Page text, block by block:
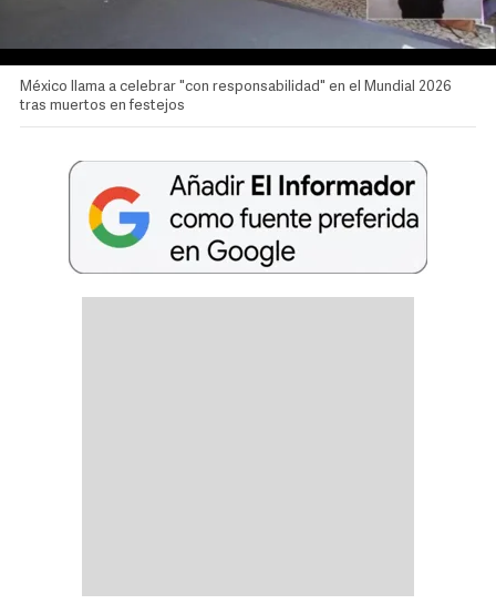
México llama a celebrar "con responsabilidad" en el Mundial 2026
tras muertos en festejos